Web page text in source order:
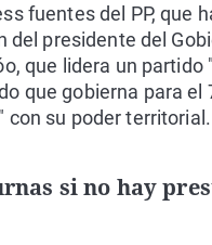
fuentes del PP, que
del presidente del
que lidera un partido
que gobierna para el
con su poder territorial.
si no hay